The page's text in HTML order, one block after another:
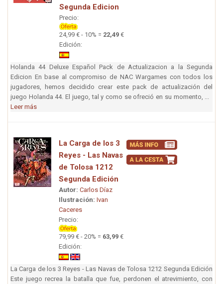
Segunda Edicion
Precio:
24,99 € - 10% = 22,49 €
Edición:
Holanda 44 Deluxe Español Pack de Actualizacion a la Segunda
Edicion En base al compromiso de NAC Wargames con todos los
jugadores, hemos decidido crear este pack de actualización del
juego Holanda 44. El juego, tal y como se ofreció en su momento, ...
Leer más
La Carga de los 3
Reyes - Las Navas
de Tolosa 1212
Segunda Edición
Autor: Carlos Díaz
Ilustración: Ivan
Caceres
Precio:
79,99 € - 20% = 63,99 €
Edición:
La Carga de los 3 Reyes - Las Navas de Tolosa 1212 Segunda Edición
Este juego recrea la batalla que fue, perdonen el atrevimiento, con